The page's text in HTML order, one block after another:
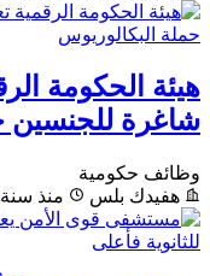
هيئة الحكومة
شاغرة للجنسين
وظائف حكومية
هفيدك بلس
منذ